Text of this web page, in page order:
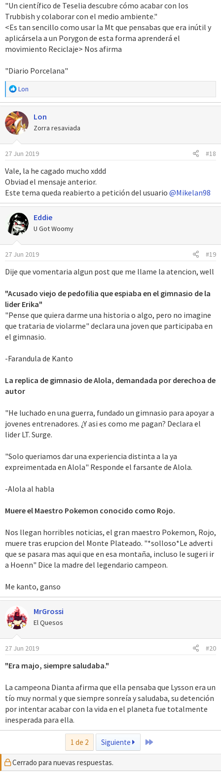
"Un científico de Teselia descubre cómo acabar con los
Trubbish y colaborar con el medio ambiente."
<Es tan sencillo como usar la Mt que pensabas que era inútil y
aplicársela a un Porygon de esta forma aprenderá el
movimiento Reciclaje> Nos afirma
"Diario Porcelana"
R
e
a
c
c
i
o
n
s
:
Lon
Lon
Zorra resaviada
27 Jun 2019 #18
Vale, la he cagado mucho xddd
Obviad el mensaje anterior.
Este tema queda reabierto a petición del usuario @Mikelan98
Eddie
U Got Woomy
27 Jun 2019 #19
Dije que vomentaria algun post que me llame la atencion, well
"Acusado viejo de pedofilia que espiaba en el gimnasio de la
lider Erika"
"Pense que quiera darme una historia o algo, pero no imagine
que trataria de violarme" declara una joven que participaba en
el gimnasio.
-Farandula de Kanto
La replica de gimnasio de Alola, demandada por derechoa de
autor
"He luchado en una guerra, fundado un gimnasio para apoyar a
jovenes entrenadores. ¿Y asi es como me pagan? Declara el
lider LT. Surge.
"Solo queriamos dar una experiencia distinta a la ya
expreimentada en Alola" Responde el farsante de Alola.
-Alola al habla
Muere el Maestro Pokemon conocido como Rojo.
Nos llegan horribles noticias, el gran maestro Pokemon, Rojo,
muere tras erupcion del Monte Plateado. "*solloso*Le adverti
que se pasara mas aqui que en esa montaña, incluso le sugeri ir
a Hoenn" Dice la madre del legendario campeon.
Me kanto, ganso
MrGrossi
El Quesos
27 Jun 2019 #20
"Era majo, siempre saludaba."
La campeona Dianta afirma que ella pensaba que Lysson era un
tío muy normal y que siempre sonreía y saludaba, su detención
por intentar acabar con la vida en el planeta fue totalmente
inesperada para ella.
1 de 2 Siguiente Último
Cerrado para nuevas respuestas.